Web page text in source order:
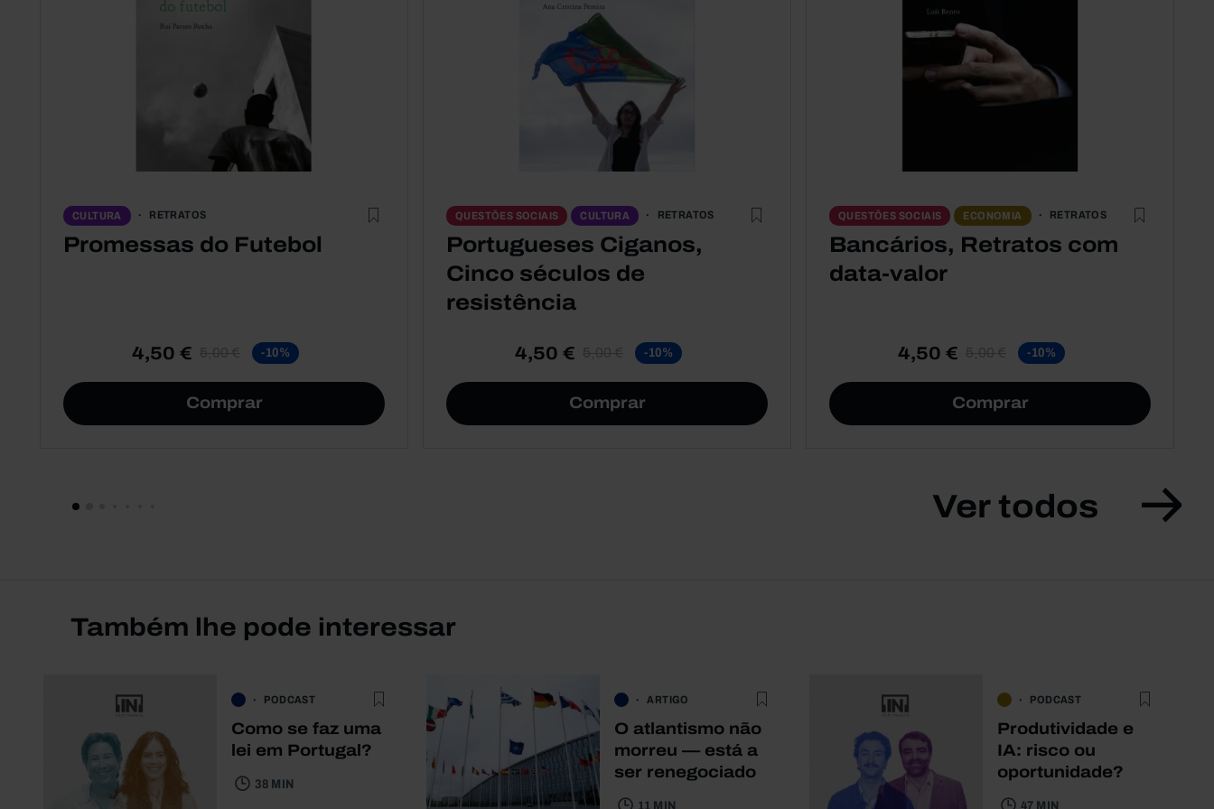
CULTURA RETRATOS
Promessas do Futebol
4,50 € 5,00 € -10%
Comprar
QUESTÕES SOCIAIS CULTURA RETRATOS
Portugueses Ciganos,
Cinco séculos de
resistência
4,50 € 5,00 € -10%
Comprar
QUESTÕES SOCIAIS ECONOMIA RETRATOS
Bancários, Retratos com
data-valor
4,50 € 5,00 € -10%
Comprar
Ver todos
Também lhe pode interessar
PODCAST
Como se faz uma
lei em Portugal?
38 MIN
ARTIGO
O atlantismo não
morreu — está a
ser renegociado
11 MIN
PODCAST
Produtividade e
IA: risco ou
oportunidade?
47 MIN